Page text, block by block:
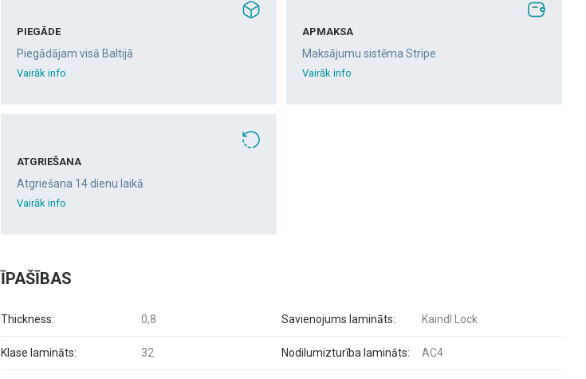
PIEGĀDE
Piegādājam visā Baltijā
Vairāk info
APMAKSA
Maksājumu sistēma Stripe
Vairāk info
ATGRIEŠANA
Atgriešana 14 dienu laikā
Vairāk info
ĪPAŠĪBAS
Thickness: 0,8
Klase lamināts: 32
Savienojums lamināts: Kaindl Lock
Nodilumizturība lamināts: AC4